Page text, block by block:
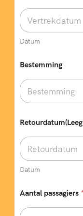
Datum
Bestemming
Datum
e
t
Aantal passagiers *